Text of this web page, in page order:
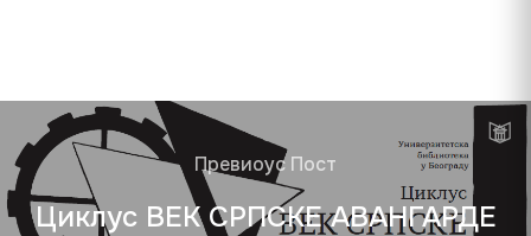
Превиоус Пост
Циклус ВЕК СРПСКЕ АВАНГАРДЕ